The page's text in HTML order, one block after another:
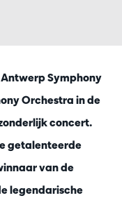
Symphony
Orchestra in de
concert.
getalenteerde
van de
legendarische